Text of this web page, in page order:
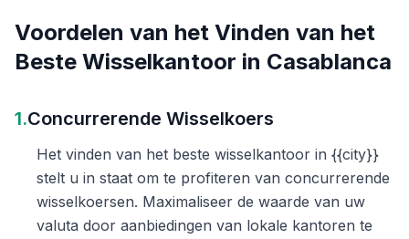
Voordelen van het Vinden van het
Beste Wisselkantoor in Casablanca
1.Concurrerende Wisselkoers
Het vinden van het beste wisselkantoor in {{city}}
stelt u in staat om te profiteren van concurrerende
wisselkoersen. Maximaliseer de waarde van uw
valuta door aanbiedingen van lokale kantoren te